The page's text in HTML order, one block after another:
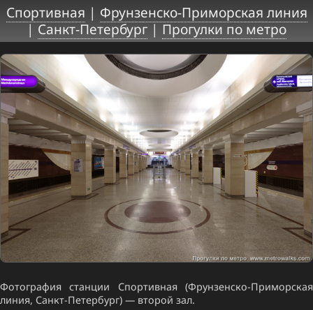
Спортивная | Фрунзенско-Приморская линия
|Санкт-Петербург|Прогулки по метро
Фотография станции Спортивная (Фрунзенско-Приморская
линия, Санкт-Петербург) — второй зал.